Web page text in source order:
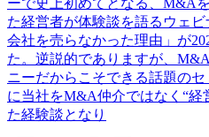
た経営者が体験談を語るウェ
会社を売らなかった理由」が
た。逆説的でありますが、
ニーだからこそできる話題の
に当社をM&A仲介ではなく“経
た経験談となり